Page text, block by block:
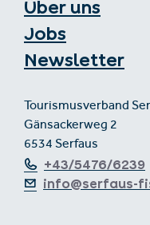
Über uns
Jobs
Newsletter
Tourismusverband
Gänsackerweg 2
6534 Serfaus
+43/5476/6239
info@serfaus-